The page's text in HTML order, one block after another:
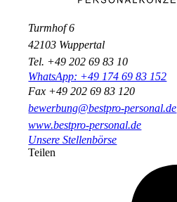
Turmhof 6
42103 Wuppertal
Tel. +49 202 69 83 10
WhatsApp: +49 174 69 83 152
Fax +49 202 69 83 120
bewerbung@bestpro-personal.de
www.bestpro-personal.de
Unsere Stellenbörse
Teilen